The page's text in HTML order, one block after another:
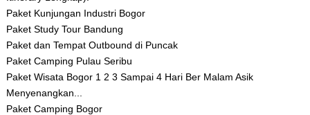
Paket Kunjungan Industri Bogor
Paket Study Tour Bandung
Paket dan Tempat Outbound di Puncak
Paket Camping Pulau Seribu
Paket Wisata Bogor 1 2 3 Sampai 4 Hari Ber Malam Asik
Menyenangkan...
Paket Camping Bogor